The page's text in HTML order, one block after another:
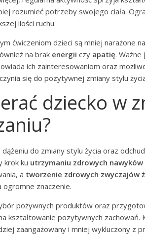
rozumieć potrzeby swojego ciała.
ilości ruchu.
ćwiczeniom dzieci są mniej narażone
na brak energii czy apatię.
ich zainteresowaniom oraz
się do pozytywnej zmiany stylu
dziecko w
dążeniu do zmiany stylu życia oraz
krok ku utrzymaniu zdrowych nawyków
a tworzenie zdrowych zwyczajów
ogromne znaczenie.
pożywnych produktów oraz
kształtowanie pozytywnych zachowań.
zaangażowany i mniej wykluczony z